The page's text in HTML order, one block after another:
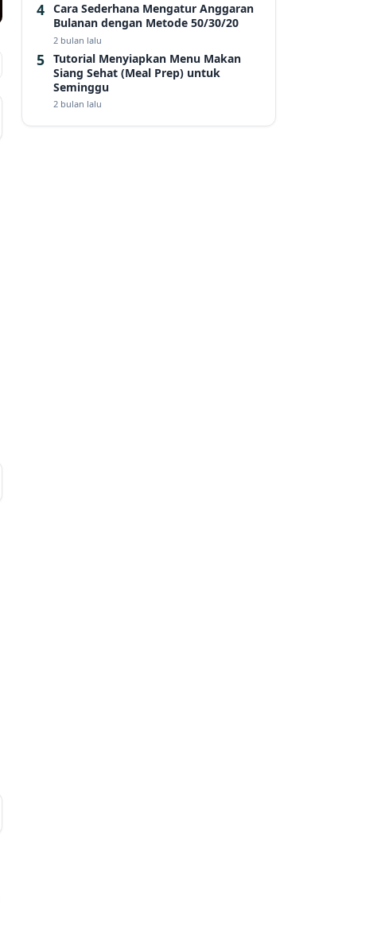
Cara Sederhana Mengatur Anggaran
Bulanan dengan Metode 50/30/20
2 bulan lalu
Tutorial Menyiapkan Menu Makan
Siang Sehat (Meal Prep) untuk
Seminggu
2 bulan lalu